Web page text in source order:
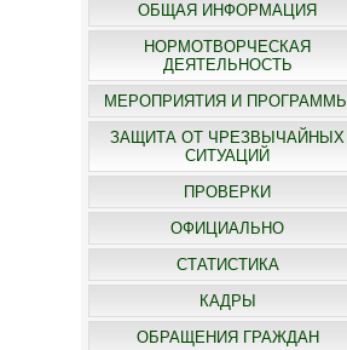
ОБЩАЯ ИНФОРМАЦИЯ
НОРМОТВОРЧЕСКАЯ
ДЕЯТЕЛЬНОСТЬ
МЕРОПРИЯТИЯ И ПРОГРАММЫ
ЗАЩИТА ОТ ЧРЕЗВЫЧАЙНЫХ
СИТУАЦИЙ
ПРОВЕРКИ
ОФИЦИАЛЬНО
СТАТИСТИКА
КАДРЫ
ОБРАЩЕНИЯ ГРАЖДАН